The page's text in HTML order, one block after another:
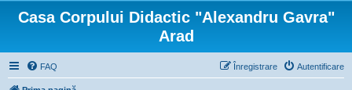
Casa Corpului Didactic "Alexandru Gavra"
Arad
FAQ Autentificare
Înregistrare